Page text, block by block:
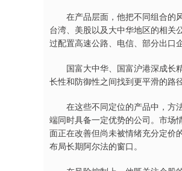
在产品层面，他把不同组合的风
台湾、美股以及大中华地区的相关
过配置高速公路、电信、部分出口
国富大中华、国富沪港深成长精
长性和防御性之间找到更平滑的路径
在这些不同定位的产品中，方法
端同时具备一定优势的公司。市场
面正在改善但尚未被情绪充分定价
布局长期阿尔法的窗口。